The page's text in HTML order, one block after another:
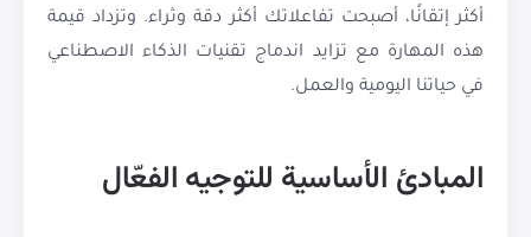
أكثر إتقانًا، أصبحت تفاعلاتك أكثر دقة وثراء. وتزداد قيمة
هذه المهارة مع تزايد اندماج تقنيات الذكاء الاصطناعي
في حياتنا اليومية والعمل.
المبادئ الأساسية للتوجيه الفعّال